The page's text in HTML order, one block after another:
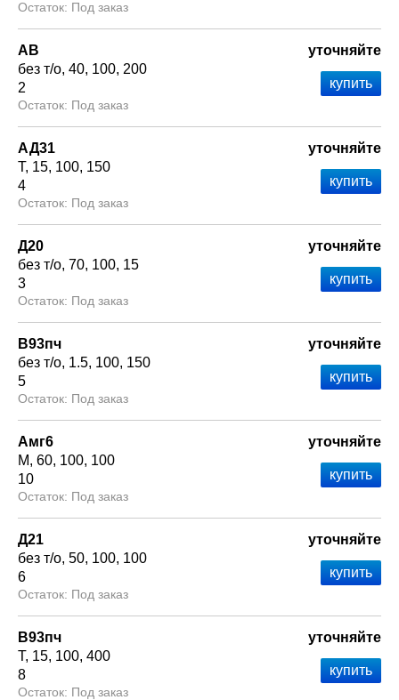
Под заказ
АВ
без т/о 40 100 200
2
Под заказ
уточняйте
АД31
Т 15 100 150
4
Под заказ
уточняйте
Д20
без т/о 70 100 15
3
Под заказ
уточняйте
В93пч
без т/о 1.5 100 150
5
Под заказ
уточняйте
Амг6
М 60 100 100
10
Под заказ
уточняйте
Д21
без т/о 50 100 100
6
Под заказ
уточняйте
В93пч
Т 15 100 400
8
Под заказ
уточняйте